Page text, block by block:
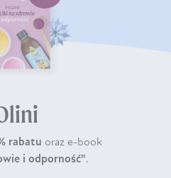
rabatu oraz e-book
i odporność".